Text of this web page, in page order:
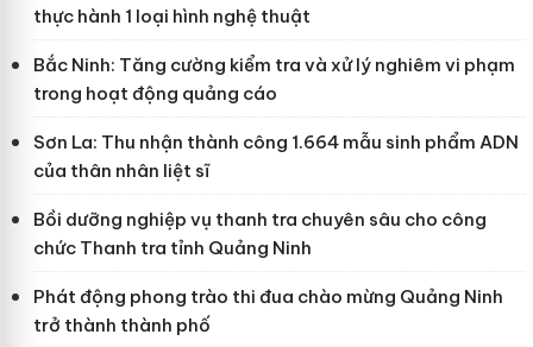
thực hành 1 loại hình nghệ thuật
Bắc Ninh: Tăng cường kiểm tra và xử lý nghiêm vi phạm
trong hoạt động quảng cáo
Sơn La: Thu nhận thành công 1.664 mẫu sinh phẩm ADN
của thân nhân liệt sĩ
Bồi dưỡng nghiệp vụ thanh tra chuyên sâu cho công
chức Thanh tra tỉnh Quảng Ninh
Phát động phong trào thi đua chào mừng Quảng Ninh
trở thành thành phố